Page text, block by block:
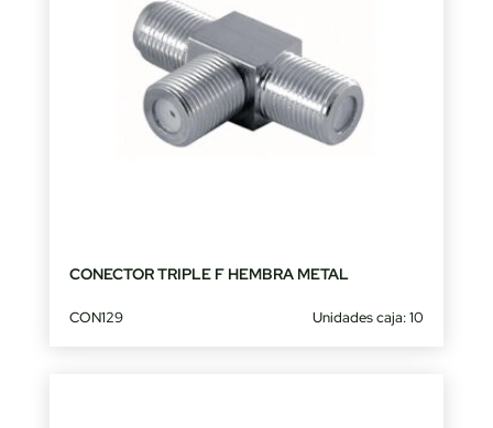
CONECTOR TRIPLE F HEMBRA METAL
CON129 Unidades caja: 10